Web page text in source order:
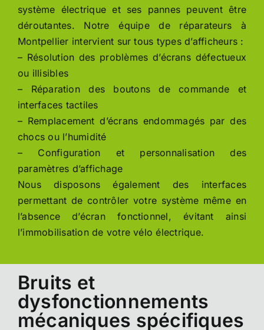
système électrique et ses pannes peuvent être
déroutantes. Notre équipe de réparateurs à
Montpellier intervient sur tous types d’afficheurs :
– Résolution des problèmes d’écrans défectueux
ou illisibles
– Réparation des boutons de commande et
interfaces tactiles
– Remplacement d’écrans endommagés par des
chocs ou l’humidité
– Configuration et personnalisation des
paramètres d’affichage
Nous disposons également des interfaces
permettant de contrôler votre système même en
l’absence d’écran fonctionnel, évitant ainsi
l’immobilisation de votre vélo électrique.
Bruits et
dysfonctionnements
mécaniques spécifiques